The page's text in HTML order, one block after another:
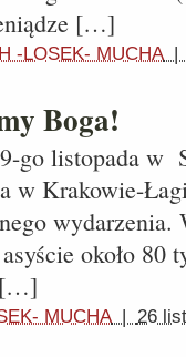
[…]
-LOSEK- MUCHA
Boga!
go listopada w
w Krakowie-
wydarzenia.
około 80
[…]
MUCHA| 26